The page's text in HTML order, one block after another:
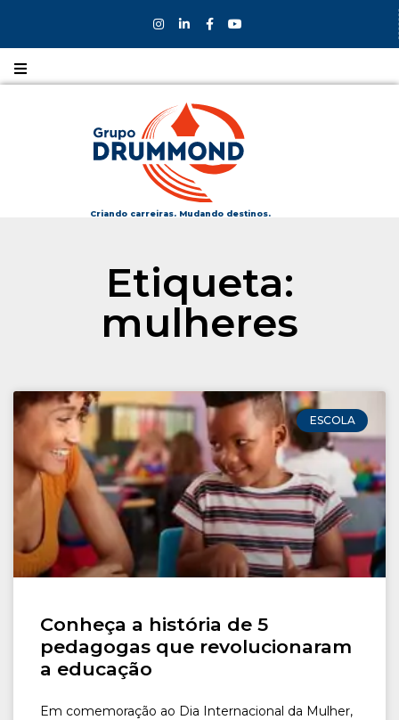
Fale
CONOSCO
Seja um
POLO EAD
Criando carreiras. Mudando destinos.
Etiqueta:
mulheres
ESCOLA
Conheça a história de 5
pedagogas que revolucionaram
a educação
Em comemoração ao Dia Internacional da Mulher,